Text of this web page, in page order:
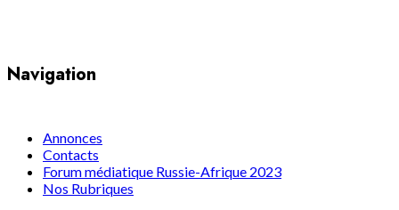
Navigation
Annonces
Contacts
Forum médiatique Russie-Afrique 2023
Nos Rubriques